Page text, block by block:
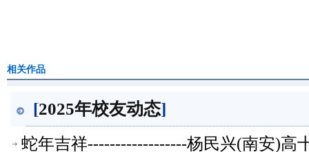
相关作品
[2025年校友动态]
蛇年吉祥------------------杨民兴(南安)高